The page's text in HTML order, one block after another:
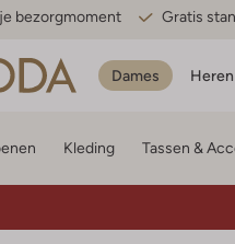
bezorgmoment Gratis
Dames Heren
Kleding Tassen &